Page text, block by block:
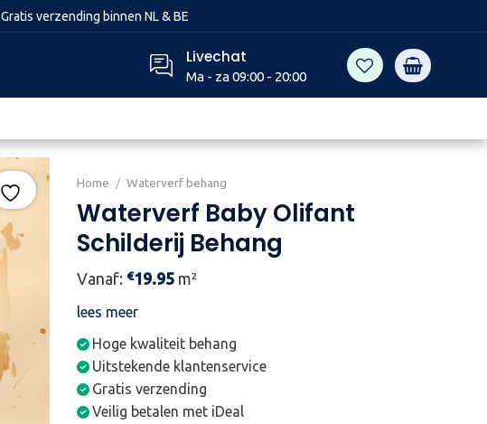
Gratis verzending binnen NL & BE
Livechat
Ma - za 09:00 - 20:00
Home / Waterverf behang
Waterverf Baby Olifant
Schilderij Behang
Vanaf: €19.95 m²
lees meer
Hoge kwaliteit behang
Uitstekende klantenservice
Gratis verzending
Veilig betalen met iDeal